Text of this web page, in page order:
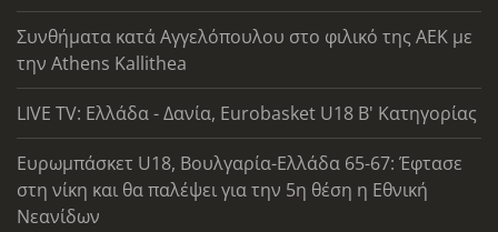
Συνθήματα κατά Αγγελόπουλου στο φιλικό της ΑΕΚ με
την Athens Kallithea
LIVE TV: Ελλάδα - Δανία, Eurobasket U18 Β' Κατηγορίας
Ευρωμπάσκετ U18, Βουλγαρία-Ελλάδα 65-67: Έφτασε
στη νίκη και θα παλέψει για την 5η θέση η Εθνική
Νεανίδων